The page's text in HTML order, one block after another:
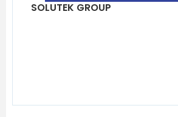
SOLUTEK GROUP